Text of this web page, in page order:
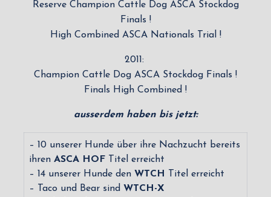
Reserve Champion Cattle Dog ASCA Stockdog
Finals !
High Combined ASCA Nationals Trial !
2011:
Champion Cattle Dog ASCA Stockdog Finals !
Finals High Combined !
ausserdem haben bis jetzt:
– 10 unserer Hunde über ihre Nachzucht bereits
ihren ASCA HOF Titel erreicht
– 14 unserer Hunde den WTCH
Titel erreicht
– Taco und Bear sind WTCH-X